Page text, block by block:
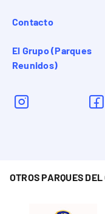
Contacto
El Grupo (Parques
Reunidos)
OTROS PARQUES DEL